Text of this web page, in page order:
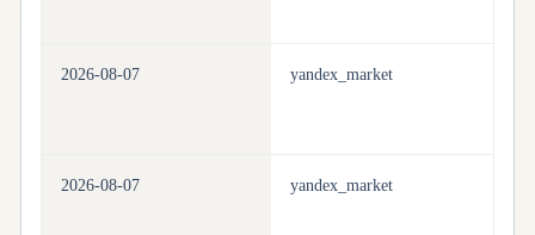
2026-08-07 yandex_market
2026-08-07 yandex_market